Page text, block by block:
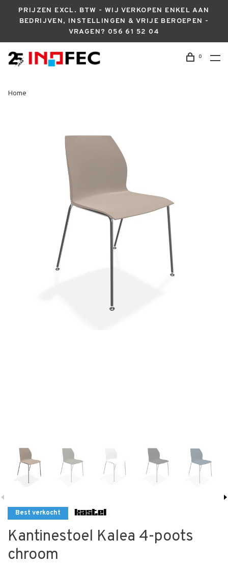
PRIJZEN EXCL. BTW - WIJ VERKOPEN ENKEL AAN
BEDRIJVEN, INSTELLINGEN & VRIJE BEROEPEN -
VRAGEN? 056 61 52 04
0
Home
Best verkocht
Kantinestoel Kalea 4-poots
chroom